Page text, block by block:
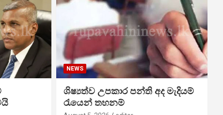
NEWS
ශිෂ්‍යත්ව උපකාර පන්ති අද මැදියම්
රැයෙන් තහනම්